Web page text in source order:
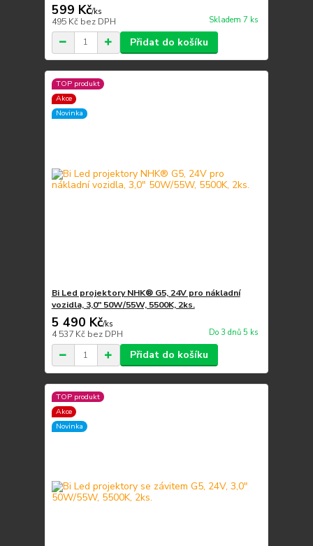
599 Kč/ks
495 Kč bez DPH Skladem 7 ks
Přidat do košíku
TOP produkt
Akce
Novinka
Bi Led projektory NHK® G5, 24V pro nákladní
vozidla, 3,0" 50W/55W, 5500K, 2ks.
5 490 Kč/ks
4 537 Kč bez DPH Do 3 dnů 5 ks
Přidat do košíku
TOP produkt
Akce
Novinka